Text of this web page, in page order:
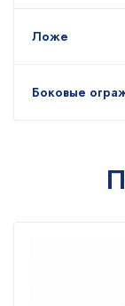
Ложе
Боковые